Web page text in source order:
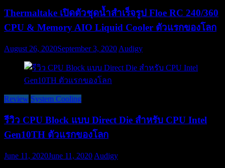
Thermaltake เปิดตัวชุดน้ำสำเร็จรูป Floe RC 240/360
CPU & Memory AIO Liquid Cooler ตัวแรกของโลก
August 26, 2020September 3, 2020 Audigy
Review System Cooling
รีวิว CPU Block แบบ Direct Die สำหรับ CPU Intel
Gen10TH ตัวแรกของโลก
June 11, 2020June 11, 2020 Audigy